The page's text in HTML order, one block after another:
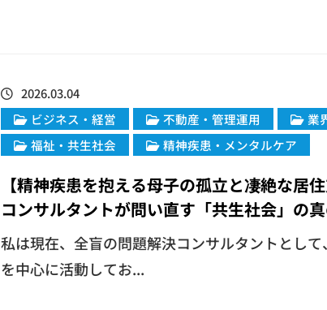
2026.03.04
ビジネス・経営
不動産・管理運用 業
福祉・共生社会
精神疾患・メンタルケア
【精神疾患を抱える母子の孤立と凄絶な居
コンサルタントが問い直す「共生社会」の真
私は現在、全盲の問題解決コンサルタントとし
を中心に活動してお...